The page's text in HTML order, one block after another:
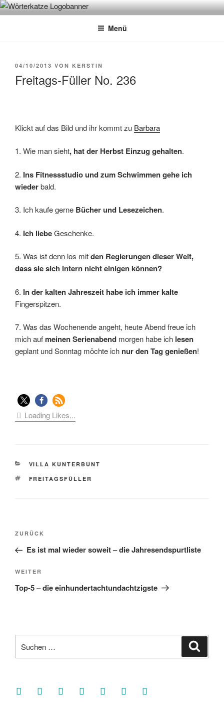
Zum
InhaltWÖRTERKATZE
Von Büchern erzählen
Menü
VERÖFFENTLICHT
04/10/2013 VON KERSTIN
Freitags-Füller No. 236
Klickt auf das Bild und ihr kommt zu Barbara
1. Wie man sieht, hat der Herbst Einzug gehalten.
2. Ins Fitnessstudio und zum Schwimmen gehe ich
wiederbald.
3. Ich kaufe gerne Bücher und Lesezeichen.
4. Ich liebeGeschenke.
5. Was ist denn los mitden Regierungen dieser Welt,
dass sie sich intern nicht einigen können?
6. In der kalten Jahreszeit habe ich immer kalte
Fingerspitzen.
7. Was das Wochenende angeht, heute Abend freue ich
mich auf meinen Serienabend morgen habe ich lesen
geplant und Sonntag möchte ich nur den Tag genießen!
Loading Likes...
KATEGORIEN
VILLA KUNTERBUNT
SCHLAGWÖRTER
FREITAGSFÜLLER
Beitragsnavigation
Vorheriger
Beitrag
ZURÜCK
Es ist mal wieder soweit – die Jahresendspurtliste
Nächster
Beitrag
WEITER
Top-5 – die einhundertachtundachtzigste
nach:
facebooksoundcloud
twitter mastodoninstagramthreads goodreads